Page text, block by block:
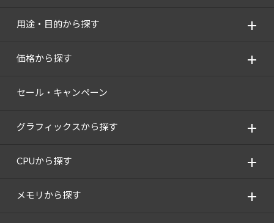
用途・目的から探す
価格から探す
セール・キャンペーン
グラフィックスから探す
CPUから探す
メモリから探す